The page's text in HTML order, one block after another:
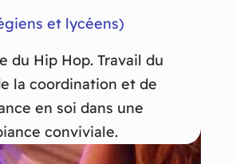
et lycéens)
du Hip Hop. Travail du
la coordination et de
en soi dans une
conviviale.